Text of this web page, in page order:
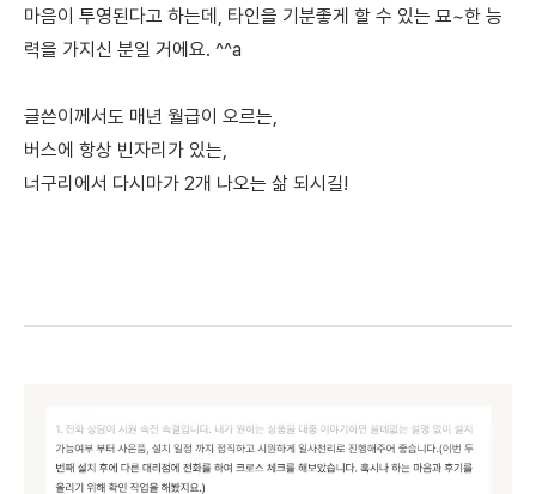
마음이 투영된다고 하는데, 타인을 기분좋게 할 수 있는 묘~한 능
력을 가지신 분일 거에요. ^^a
글쓴이께서도 매년 월급이 오르는,
버스에 항상 빈자리가 있는,
너구리에서 다시마가 2개 나오는 삶 되시길!